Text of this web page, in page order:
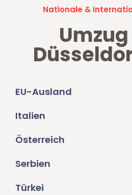
Nationale &
EU-Ausland
Italien
Österreich
Serbien
Türkei